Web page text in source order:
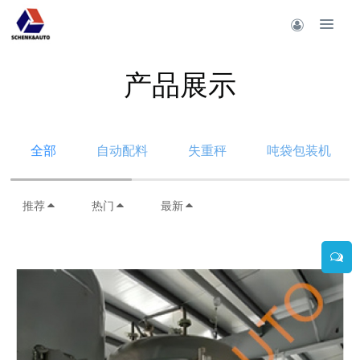
产品展示
全部 自动配料 失重秤 吨袋包装机
推荐 热门 最新